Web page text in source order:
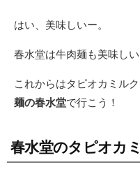
はい、美味しいー。
春水堂は牛肉麺も美味しい
これからはタピオカミル
麺の春水堂で行こう！
春水堂のタピオカ